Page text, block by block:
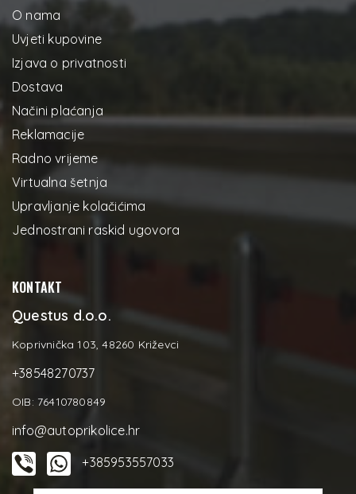
O nama
Uvjeti kupovine
Izjava o privatnosti
Dostava
Načini plaćanja
Reklamacije
Radno vrijeme
Virtualna šetnja
Upravljanje kolačićima
Jednostrani raskid ugovora
KONTAKT
Questus d.o.o.
Koprivnička 103, 48260 Križevci
+38548270737
OIB: 76410780849
info@autoprikolice.hr
+385953557033